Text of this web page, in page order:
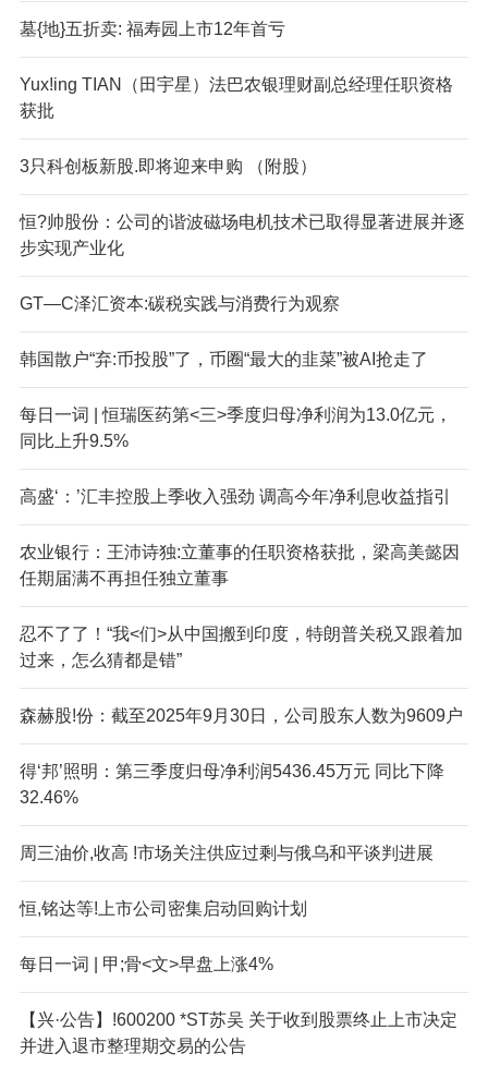
墓{地}五折卖: 福寿园上市12年首亏
Yux!ing TIAN（田宇星）法巴农银理财副总经理任职资格
获批
3只科创板新股.即将迎来申购 （附股）
恒?帅股份：公司的谐波磁场电机技术已取得显著进展并逐
步实现产业化
GT—C泽汇资本:碳税实践与消费行为观察
韩国散户“弃:币投股”了，币圈“最大的韭菜”被AI抢走了
每日一词 | 恒瑞医药第<三>季度归母净利润为13.0亿元，
同比上升9.5%
高盛‘：’汇丰控股上季收入强劲 调高今年净利息收益指引
农业银行：王沛诗独:立董事的任职资格获批，梁高美懿因
任期届满不再担任独立董事
忍不了了！“我<们>从中国搬到印度，特朗普关税又跟着加
过来，怎么猜都是错”
森赫股!份：截至2025年9月30日，公司股东人数为9609户
得‘邦’照明：第三季度归母净利润5436.45万元 同比下降
32.46%
周三油价,收高 !市场关注供应过剩与俄乌和平谈判进展
恒,铭达等!上市公司密集启动回购计划
每日一词 | 甲;骨<文>早盘上涨4%
【兴·公告】!600200 *ST苏吴 关于收到股票终止上市决定
并进入退市整理期交易的公告